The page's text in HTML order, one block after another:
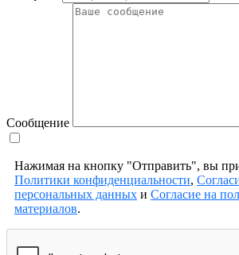
Сообщение
Нажимая на кнопку "Отправить", вы
Политики конфиденциальности,
персональных данных и Согласие на
материалов.